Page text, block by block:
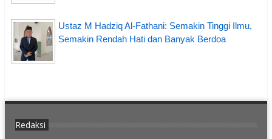
Ustaz M Hadziq Al-Fathani: Semakin Tinggi Ilmu,
Semakin Rendah Hati dan Banyak Berdoa
Redaksi